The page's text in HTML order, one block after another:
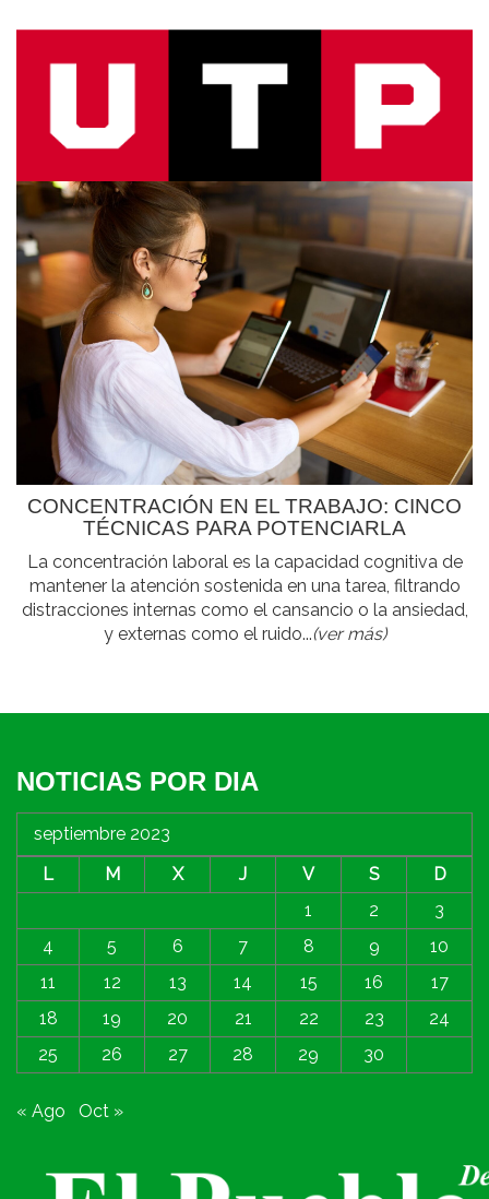
CONCENTRACIÓN EN EL TRABAJO: CINCO
TÉCNICAS PARA POTENCIARLA
La concentración laboral es la capacidad cognitiva de
mantener la atención sostenida en una tarea, filtrando
distracciones internas como el cansancio o la ansiedad,
y externas como el ruido...(ver más)
NOTICIAS POR DIA
septiembre 2023
L
M X J V S
D
1
2
3
4
5 6 7 8 9
10
11
12 13 14 15 16
17
18
19 20 21 22 23
24
25
26 27 28 29 30
« Ago Oct »